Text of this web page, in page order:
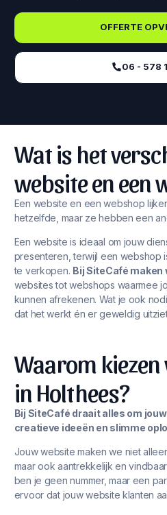
OFFERTE
06 - 578
Wat is het
website en een
Een website en een webshop
hetzelfde, maar ze hebben een
Een website is ideaal om jouw
presenteren, terwijl een webshop
te verkopen. Bij SiteCafé maken
websites tot webshops waarmee
kunnen afrekenen. Wat je ook
dat het werkt én er geweldig
Waarom kiezen
in Holthees?
Bij SiteCafé draait alles om
creatieve ideeën en slimme
Jouw website maken we niet
maar ook aantrekkelijk en
ben je geen nummer, maar een
ervoor dat jouw website klanten